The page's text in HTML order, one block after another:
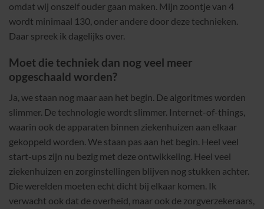
omdat wij onszelf ouder gaan maken. Mijn zoontje van 4
wordt minimaal 130, onder andere door deze technieken.
Daar spreek ik dagelijks over.
Moet die techniek dan nog veel meer
opgeschaald worden?
Ja, we staan nog maar aan het begin. De algoritmes worden
slimmer. De technologie wordt slimmer. Internet-of-things,
waarin ook de apparaten binnen ziekenhuizen aan elkaar
gekoppeld worden. We staan pas aan het begin. Heel veel
start-ups zijn nu bezig met deze ontwikkeling. Heel veel
ziekenhuizen en zorginstellingen blijven nog stukken achter.
Die werelden moeten echt dicht bij elkaar komen. Ik
verwacht ook dat de overheid, maar ook de zorgverzekeraars,